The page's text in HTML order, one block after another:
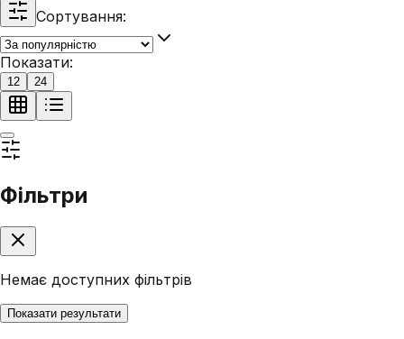
Сортування:
Показати:
12 24
Фільтри
Немає доступних фільтрів
Показати результати